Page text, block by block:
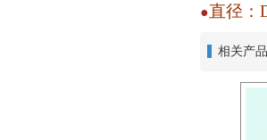
●直径：
相关产品